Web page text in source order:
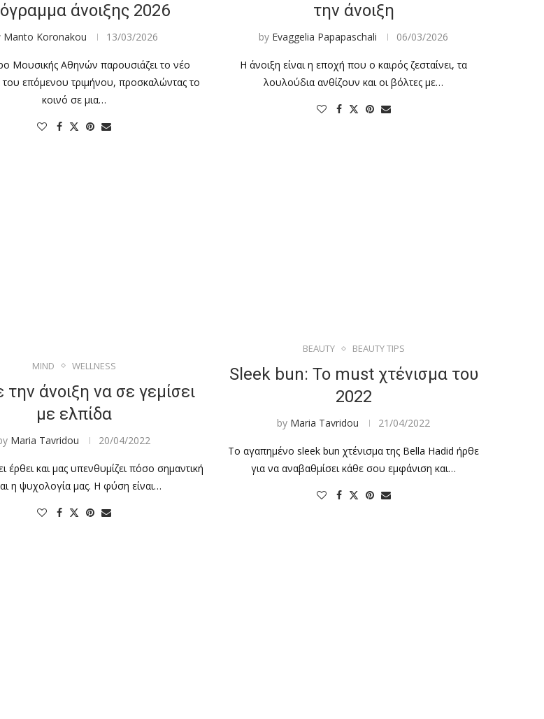
άνοιξης 2026
Manto Koronakou 13/03/2026
Μουσικής Αθηνών παρουσιάζει το νέο
επόμενου τριμήνου, προσκαλώντας το
κοινό σε μια…
την άνοιξη
by Evaggelia Papapaschali 06/03/2026
Η άνοιξη είναι η εποχή που ο καιρός ζεσταίνει, τα
λουλούδια ανθίζουν και οι βόλτες με…
BEAUTY BEAUTY TIPS
Sleek bun: Το must χτένισμα του
2022
by Maria Tavridou 21/04/2022
Το αγαπημένο sleek bun χτένισμα της Bella Hadid ήρθε
για να αναβαθμίσει κάθε σου εμφάνιση και…
MIND WELLNESS
άνοιξη να σε γεμίσει
με ελπίδα
Maria Tavridou 20/04/2022
έρθει και μας υπενθυμίζει πόσο σημαντική
η ψυχολογία μας. Η φύση είναι…